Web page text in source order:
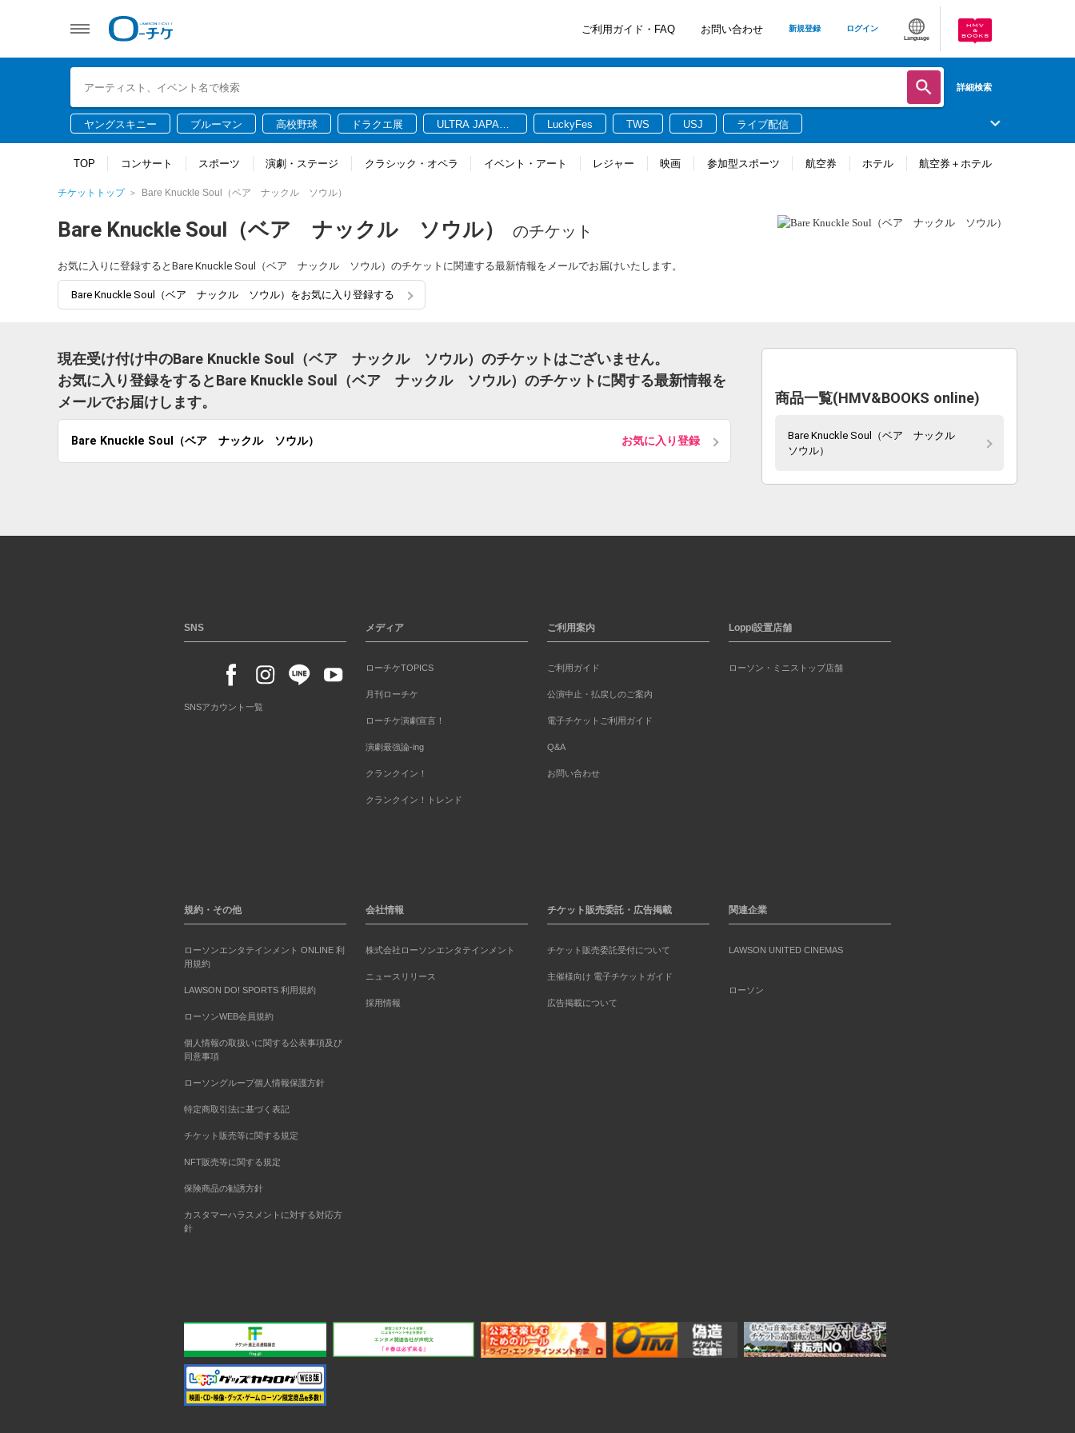
ご利用ガイド・FAQ お問い合わせ 新規登録 ログイン
Language
詳細検索
ヤングスキニー ブルーマン 高校野球 ドラクエ展
ULTRA JAPAN
LuckyFes TWS USJ ライブ配信
TOP コンサート スポーツ 演劇・ステージ クラシック・オペラ イベント・アート レジャー 映画 参加型スポーツ 航空券 ホテル 航空券＋ホテル
チケットトップ Bare Knuckle Soul（ベア ナックル ソウル）
Bare Knuckle Soul（ベア ナックル ソウル） のチケット
お気に入りに登録するとBare Knuckle Soul（ベア ナックル ソウル）のチケットに関連する最新情報をメールでお届けいたします。
Bare Knuckle Soul（ベア ナックル ソウル）をお気に入り登録する
現在受け付け中のBare Knuckle Soul（ベア ナックル ソウル）のチケットはございません。
お気に入り登録をするとBare Knuckle Soul（ベア ナックル ソウル）のチケットに関する最新情報を
メールでお届けします。
Bare Knuckle Soul（ベア ナックル ソウル） お気に入り登録
商品一覧(HMV&BOOKS online)
Bare Knuckle Soul（ベア ナックル
ソウル）
SNS
SNSアカウント一覧
メディア
ローチケTOPICS
月刊ローチケ
ローチケ演劇宣言！
演劇最強論-ing
クランクイン！
クランクイン！トレンド
ご利用案内
ご利用ガイド
公演中止・払戻しのご案内
電子チケットご利用ガイド
Q&A
お問い合わせ
Loppi設置店舗
ローソン・ミニストップ店舗
規約・その他
ローソンエンタテインメント ONLINE 利
用規約
LAWSON DO! SPORTS 利用規約
ローソンWEB会員規約
個人情報の取扱いに関する公表事項及び
同意事項
ローソングループ個人情報保護方針
特定商取引法に基づく表記
チケット販売等に関する規定
NFT販売等に関する規定
保険商品の勧誘方針
カスタマーハラスメントに対する対応方
針
会社情報
株式会社ローソンエンタテインメント
ニュースリリース
採用情報
チケット販売委託・広告掲載
チケット販売委託受付について
主催様向け 電子チケットガイド
広告掲載について
関連企業
LAWSON UNITED CINEMAS
ローソン